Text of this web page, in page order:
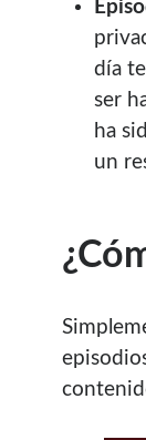
día
ser
ha
un